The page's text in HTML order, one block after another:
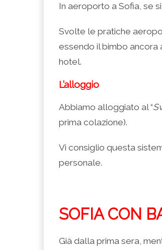
In aeroporto a Sofia, se
Svolte le pratiche
essendo il bimbo ancora
hotel.
L’alloggio
Abbiamo alloggiato al “
prima colazione).
Vi consiglio questa
personale.
SOFIA CON
Già dalla prima sera,